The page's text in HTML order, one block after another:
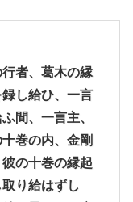
行者、葛木の縁
し給ひ、一言
間、一言主、
巻の内、金剛
の十巻の縁起
り給はずし